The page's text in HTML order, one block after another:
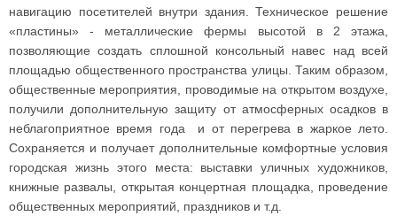
навигацию посетителей внутри здания. Техническое решение
«пластины» - металлические фермы высотой в 2 этажа,
позволяющие создать сплошной консольный навес над всей
площадью общественного пространства улицы. Таким образом,
общественные мероприятия, проводимые на открытом воздухе,
получили дополнительную защиту от атмосферных осадков в
неблагоприятное время года и от перегрева в жаркое лето.
Сохраняется и получает дополнительные комфортные условия
городская жизнь этого места: выставки уличных художников,
книжные развалы, открытая концертная площадка, проведение
общественных мероприятий, праздников и т.д.